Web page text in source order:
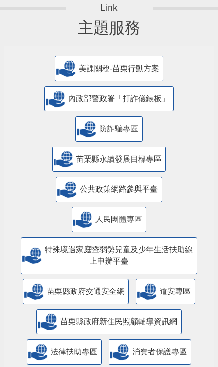
主題服務
美課關稅-苗栗行動方案
內政部警政署「打詐儀錶板」
防詐騙專區
苗栗縣永續發展目標專區
公共政策網路參與平臺
人民團體專區
特殊境遇家庭暨弱勢兒童及少年生活扶助線
上申辦平臺
苗栗縣政府交通安全網 道安專區
苗栗縣政府新住民照顧輔導資訊網
法律扶助專區 消費者保護專區